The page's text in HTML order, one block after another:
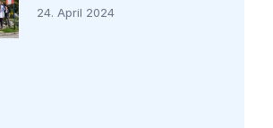
24. April 2024